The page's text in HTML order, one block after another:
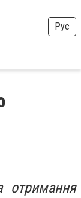
Рус
отримання